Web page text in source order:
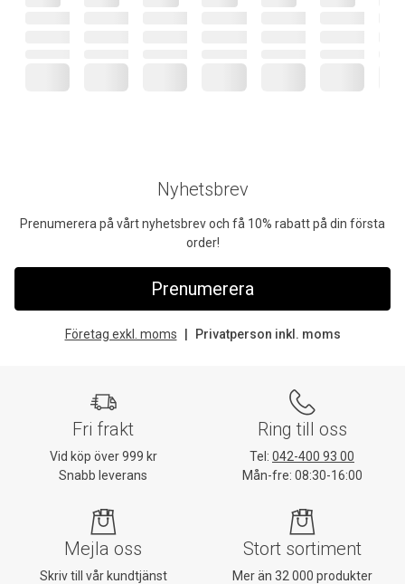
Nyhetsbrev
Prenumerera på vårt nyhetsbrev och få 10% rabatt på din första
order!
Prenumerera
Företag exkl. moms Privatperson inkl. moms
Fri frakt
Vid köp över 999 kr
Snabb leverans
Ring till oss
Tel: 042-400 93 00
Mån-fre: 08:30-16:00
Mejla oss
Skriv till vår kundtjänst
Stort sortiment
Mer än 32 000 produkter